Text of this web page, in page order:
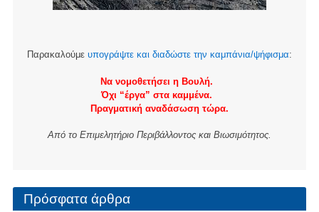
Παρακαλούμε υπογράψτε και διαδώστε την καμπάνια/ψήφισμα:
Να νομοθετήσει η Βουλή.
Όχι “έργα” στα καμμένα.
Πραγματική αναδάσωση τώρα.
Από το Επιμελητήριο Περιβάλλοντος και Βιωσιμότητος.
Πρόσφατα άρθρα